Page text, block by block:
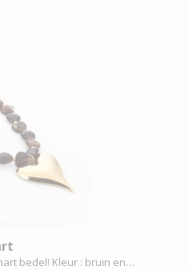
bedel! Kleur : bruin en…